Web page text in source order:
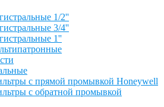
1/2''
3/4''
1''
с прямой промывкой Honeywell
с обратной промывкой